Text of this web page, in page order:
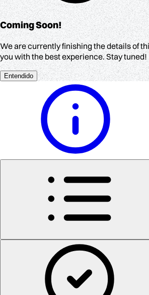
Coming Soon!
We are currently finishing the details of
you with the best experience. Stay tuned!
Entendido